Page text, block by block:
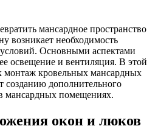
мансардное пространство
возникает необходимость
Основными аспектами
освещение и вентиляция. В этой
монтаж кровельных мансардных
созданию дополнительного
мансардных помещениях.
окон и люков